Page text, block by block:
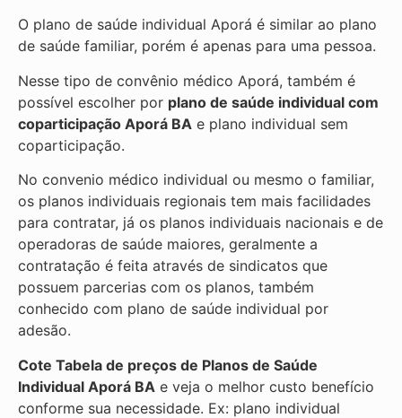
O plano de saúde individual Aporá é similar ao plano
de saúde familiar, porém é apenas para uma pessoa.
Nesse tipo de convênio médico Aporá, também é
possível escolher por plano de saúde individual com
coparticipação Aporá BA e plano individual sem
coparticipação.
No convenio médico individual ou mesmo o familiar,
os planos individuais regionais tem mais facilidades
para contratar, já os planos individuais nacionais e de
operadoras de saúde maiores, geralmente a
contratação é feita através de sindicatos que
possuem parcerias com os planos, também
conhecido com plano de saúde individual por
adesão.
Cote Tabela de preços de Planos de Saúde
Individual Aporá BA e veja o melhor custo benefício
conforme sua necessidade. Ex: plano individual